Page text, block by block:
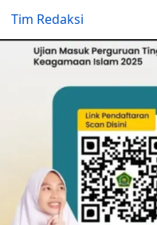
Tim Redaksi